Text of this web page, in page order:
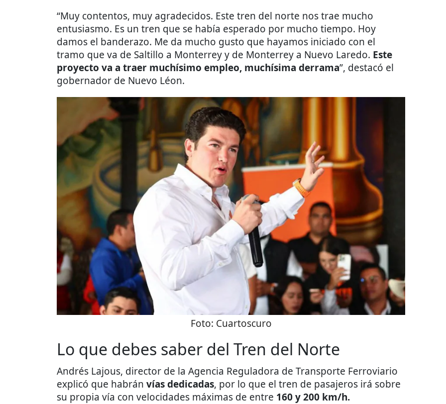
“Muy contentos, muy agradecidos. Este tren del norte nos trae mucho
entusiasmo. Es un tren que se había esperado por mucho tiempo. Hoy
damos el banderazo. Me da mucho gusto que hayamos iniciado con el
tramo que va de Saltillo a Monterrey y de Monterrey a Nuevo Laredo. Este
proyecto va a traer muchísimo empleo, muchísima derrama”, destacó el
gobernador de Nuevo Léon.
Foto: Cuartoscuro
Lo que debes saber del Tren del Norte
Andrés Lajous, director de la Agencia Reguladora de Transporte Ferroviario
explicó que habrán vías dedicadas, por lo que el tren de pasajeros irá sobre
su propia vía con velocidades máximas de entre 160 y 200 km/h.